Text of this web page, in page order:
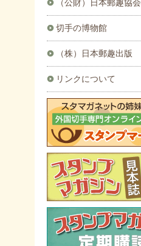
（公財）日本郵趣協会
切手の博物館
（株）日本郵趣出版
リンクについて